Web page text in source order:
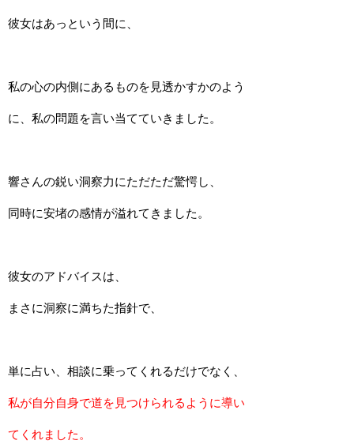
彼女はあっという間に、
私の心の内側にあるものを見透かすかのよう
に、私の問題を言い当てていきました。
響さんの鋭い洞察力にただただ驚愕し、
同時に安堵の感情が溢れてきました。
彼女のアドバイスは、
まさに洞察に満ちた指針で、
単に占い、相談に乗ってくれるだけでなく、
私が自分自身で道を見つけられるように導い
てくれました。